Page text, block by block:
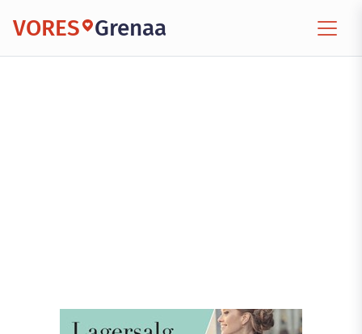
VORES Grenaa